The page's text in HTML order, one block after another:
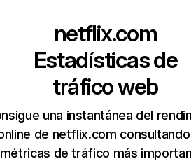
netflix.com
Estadísticas de
tráfico web
una instantánea del
de netflix.com
métricas de tráfico más